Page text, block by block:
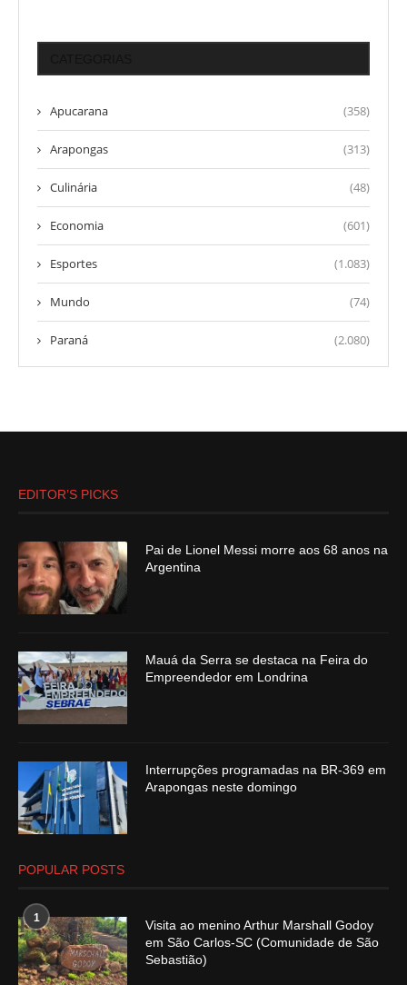
Apucarana (358)
Arapongas (313)
Culinária (48)
Economia (601)
Esportes (1.083)
Mundo (74)
Paraná (2.080)
EDITOR’S PICKS
Pai de Lionel Messi morre aos 68 anos na
Argentina
Mauá da Serra se destaca na Feira do
Empreendedor em Londrina
Interrupções programadas na BR-369 em
Arapongas neste domingo
POPULAR POSTS
1
Visita ao menino Arthur Marshall Godoy
em São Carlos-SC (Comunidade de São
Sebastião)